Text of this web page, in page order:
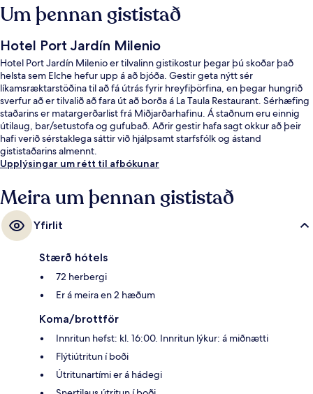
Um þennan gististað
Hotel Port Jardín Milenio
Hotel Port Jardín Milenio er tilvalinn gistikostur þegar þú skoðar það
helsta sem Elche hefur upp á að bjóða. Gestir geta nýtt sér
líkamsræktarstöðina til að fá útrás fyrir hreyfiþörfina, en þegar hungrið
sverfur að er tilvalið að fara út að borða á La Taula Restaurant. Sérhæfing
staðarins er matargerðarlist frá Miðjarðarhafinu. Á staðnum eru einnig
útilaug, bar/setustofa og gufubað. Aðrir gestir hafa sagt okkur að þeir
hafi verið sérstaklega sáttir við hjálpsamt starfsfólk og ástand
gististaðarins almennt.
Upplýsingar um rétt til afbókunar
Meira um þennan gististað
Yfirlit
Stærð hótels
72 herbergi
Er á meira en 2 hæðum
Koma/brottför
Innritun hefst: kl. 16:00. Innritun lýkur: á miðnætti
Flýtiútritun í boði
Útritunartími er á hádegi